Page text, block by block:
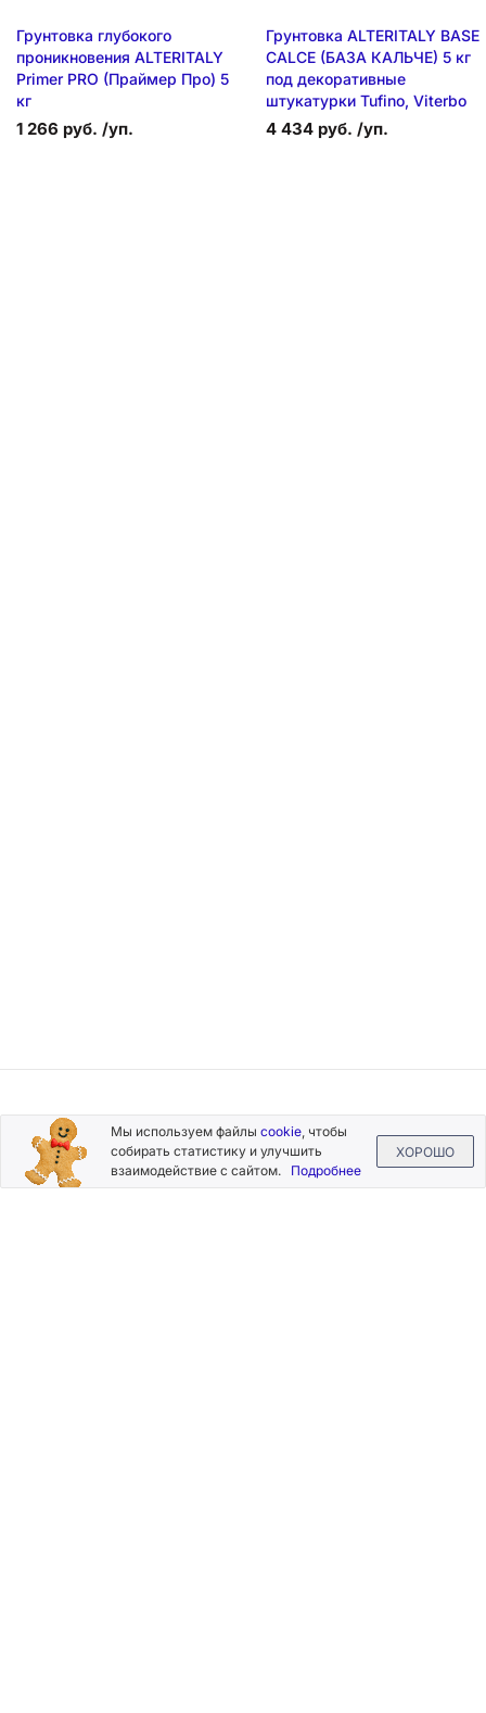
Грунтовка глубокого
проникновения ALTERITALY
Primer PRO (Праймер Про) 5
кг
1 266 руб. /уп.
Грунтовка ALTERITALY BASE
CALCE (БАЗА КАЛЬЧЕ) 5 кг
под декоративные
штукатурки Tufino, Viterbo
4 434 руб. /уп.
Подписывайтесь
на новости и акции
Мы используем файлы cookie, чтобы
собирать статистику и улучшить
взаимодействие с сайтом. Подробнее
ХОРОШО